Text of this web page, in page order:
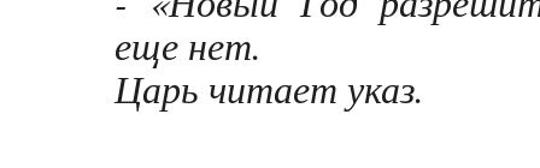
еще нет.
Царь читает указ.